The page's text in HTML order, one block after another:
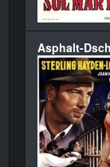
Asphalt-